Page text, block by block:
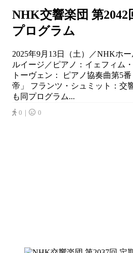
NHK交響楽団 第2042
プログラム
2025年9月13日（土）／NHKホ
ルイージ／ピアノ：イェフィム
トーヴェン： ピアノ協奏曲第5
帝」 フランツ・シュミット：交
も同プログラム...
0｜ 0